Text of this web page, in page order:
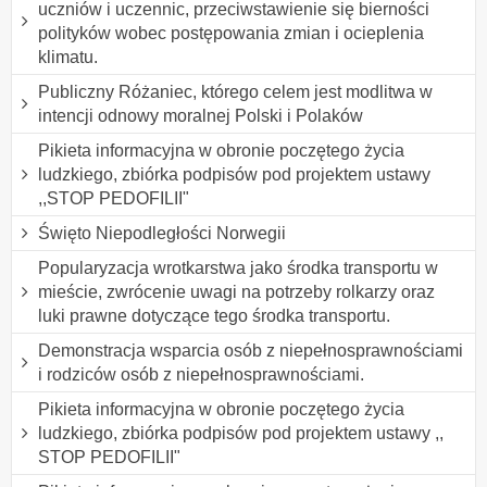
uczniów i uczennic, przeciwstawienie się bierności
polityków wobec postępowania zmian i ocieplenia
klimatu.
Publiczny Różaniec, którego celem jest modlitwa w
intencji odnowy moralnej Polski i Polaków
Pikieta informacyjna w obronie poczętego życia
ludzkiego, zbiórka podpisów pod projektem ustawy
,,STOP PEDOFILII"
Święto Niepodległości Norwegii
Popularyzacja wrotkarstwa jako środka transportu w
mieście, zwrócenie uwagi na potrzeby rolkarzy oraz
luki prawne dotyczące tego środka transportu.
Demonstracja wsparcia osób z niepełnosprawnościami
i rodziców osób z niepełnosprawnościami.
Pikieta informacyjna w obronie poczętego życia
ludzkiego, zbiórka podpisów pod projektem ustawy ,,
STOP PEDOFILII"